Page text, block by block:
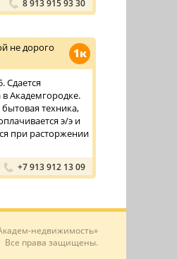
8 913 915 93 30
1к
не дорого
Сдается
Академгородке.
техника,
э/э и
при расторжении
+7 913 912 13 09
недвижимость»
Все права защищены.